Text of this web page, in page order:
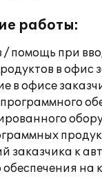
работы:
/ помощь при
в офис
в офисе
заказчика к
на